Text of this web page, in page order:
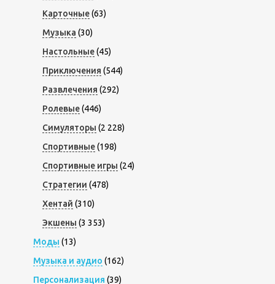
Карточные(63)
Музыка (30)
Настольные(45)
Приключения (544)
Развлечения (292)
Ролевые(446)
Симуляторы (2 228)
Спортивные(198)
Спортивные игры (24)
Стратегии (478)
Хентай (310)
Экшены (3 353)
Моды (13)
Музыка и аудио (162)
Персонализация (39)